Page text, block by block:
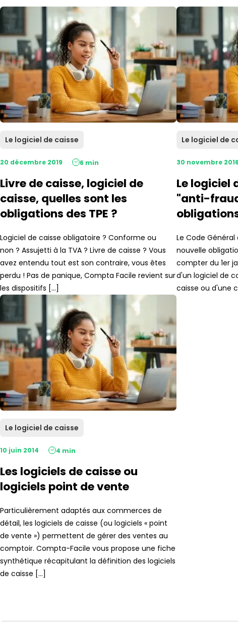
Le logiciel de caisse
20 décembre 2019 6 min
Livre de caisse, logiciel de
caisse, quelles sont les
obligations des TPE ?
Logiciel de caisse obligatoire ? Conforme ou
non ? Assujetti à la TVA ? Livre de caisse ? Vous
avez entendu tout est son contraire, vous êtes
perdu ! Pas de panique, Compta Facile revient sur
les dispositifs […]
Le logiciel de
30 novembre 2016
Le logiciel
"anti-
Le Code
nouvelle
compter du 1er
d'un logiciel de
caisse ou d'une
Le logiciel de caisse
10 juin 2014 4 min
Les logiciels de caisse ou
logiciels point de vente
Particulièrement adaptés aux commerces de
détail, les logiciels de caisse (ou logiciels « point
de vente ») permettent de gérer des ventes au
comptoir. Compta-Facile vous propose une fiche
synthétique récapitulant la définition des logiciels
de caisse […]